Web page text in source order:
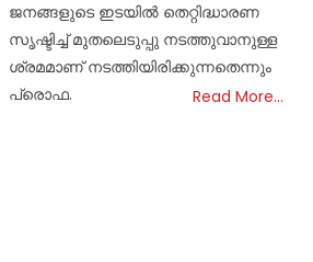
ജനങ്ങളുടെ ഇടയിൽ തെറ്റിദ്ധാരണ
സൃഷ്ടിച്ച് മുതലെടുപ്പു നടത്തുവാനുള്ള
ശ്രമമാണ് നടത്തിയിരിക്കുന്നതെന്നും
പ്രൊഫ.
Read More…